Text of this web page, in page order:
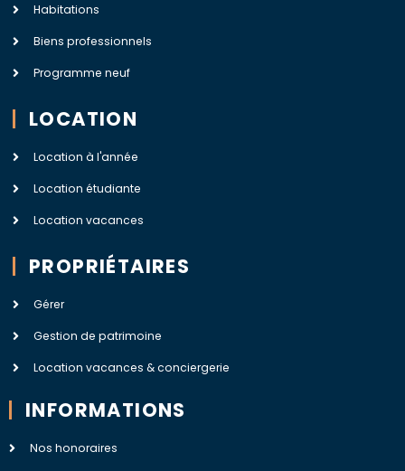
Habitations
Biens professionnels
Programme neuf
LOCATION
Location à l'année
Location étudiante
Location vacances
PROPRIÉTAIRES
Gérer
Gestion de patrimoine
Location vacances & conciergerie
INFORMATIONS
Nos honoraires